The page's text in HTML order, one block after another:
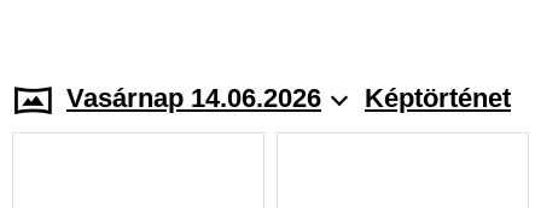
Vasárnap 14.06.2026 Képtörténet